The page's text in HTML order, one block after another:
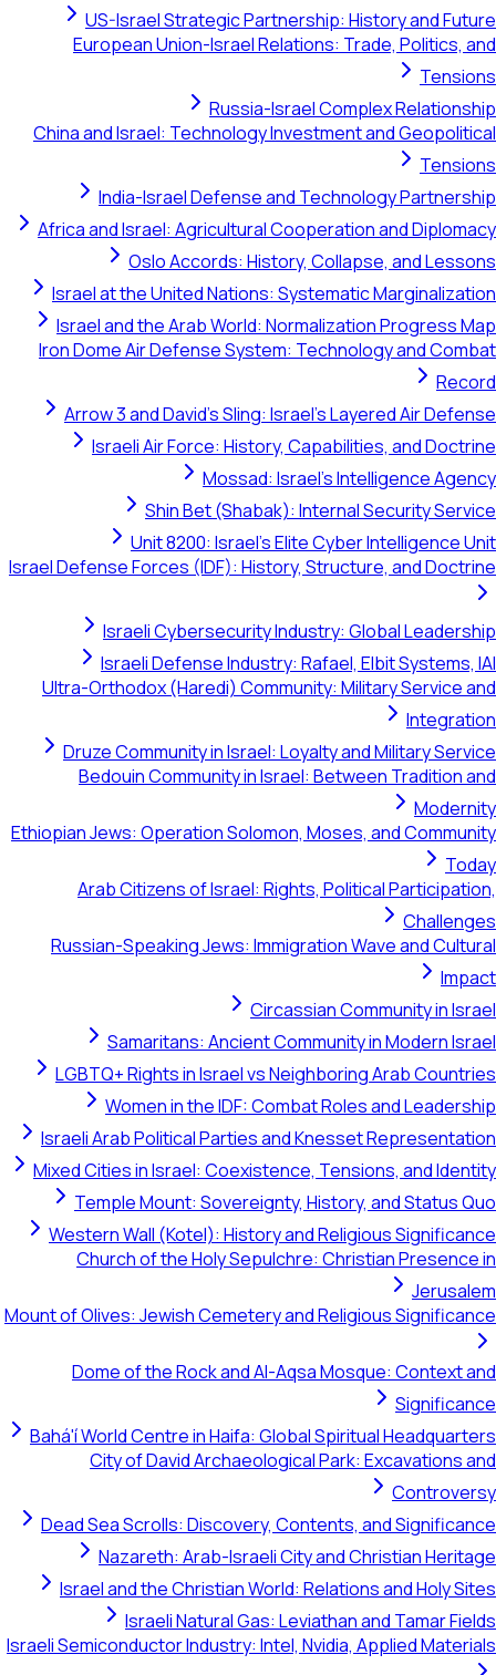
US-Israel Strategic Partnership: History and Future
European Union-Israel Relations: Trade, Politics, and
Tensions
Russia-Israel Complex Relationship
China and Israel: Technology Investment and Geopolitical
Tensions
India-Israel Defense and Technology Partnership
Africa and Israel: Agricultural Cooperation and Diplomacy
Oslo Accords: History, Collapse, and Lessons
Israel at the United Nations: Systematic Marginalization
Israel and the Arab World: Normalization Progress Map
Iron Dome Air Defense System: Technology and Combat
Record
Arrow 3 and David's Sling: Israel's Layered Air Defense
Israeli Air Force: History, Capabilities, and Doctrine
Mossad: Israel's Intelligence Agency
Shin Bet (Shabak): Internal Security Service
Unit 8200: Israel's Elite Cyber Intelligence Unit
Israel Defense Forces (IDF): History, Structure, and Doctrine
Israeli Cybersecurity Industry: Global Leadership
Israeli Defense Industry: Rafael, Elbit Systems, IAI
Ultra-Orthodox (Haredi) Community: Military Service and
Integration
Druze Community in Israel: Loyalty and Military Service
Bedouin Community in Israel: Between Tradition and
Modernity
Ethiopian Jews: Operation Solomon, Moses, and Community
Today
Arab Citizens of Israel: Rights, Political Participation,
Challenges
Russian-Speaking Jews: Immigration Wave and Cultural
Impact
Circassian Community in Israel
Samaritans: Ancient Community in Modern Israel
LGBTQ+ Rights in Israel vs Neighboring Arab Countries
Women in the IDF: Combat Roles and Leadership
Israeli Arab Political Parties and Knesset Representation
Mixed Cities in Israel: Coexistence, Tensions, and Identity
Temple Mount: Sovereignty, History, and Status Quo
Western Wall (Kotel): History and Religious Significance
Church of the Holy Sepulchre: Christian Presence in
Jerusalem
Mount of Olives: Jewish Cemetery and Religious Significance
Dome of the Rock and Al-Aqsa Mosque: Context and
Significance
Bahá'í World Centre in Haifa: Global Spiritual Headquarters
City of David Archaeological Park: Excavations and
Controversy
Dead Sea Scrolls: Discovery, Contents, and Significance
Nazareth: Arab-Israeli City and Christian Heritage
Israel and the Christian World: Relations and Holy Sites
Israeli Natural Gas: Leviathan and Tamar Fields
Israeli Semiconductor Industry: Intel, Nvidia, Applied Materials